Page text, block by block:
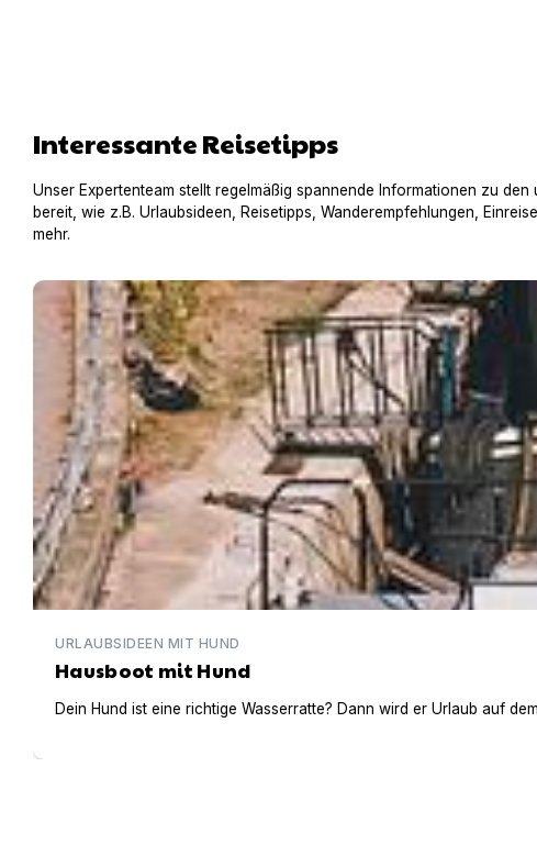
Interessante Reisetipps
Unser Expertenteam stellt regelmäßig spannende Informationen zu
bereit, wie z.B. Urlaubsideen, Reisetipps, Wanderempfehlungen,
mehr.
Hausboot mit Hund
URLAUBSIDEEN MIT HUND
Hausboot mit Hund
Dein Hund ist eine richtige Wasserratte? Dann wird er Urlaub auf